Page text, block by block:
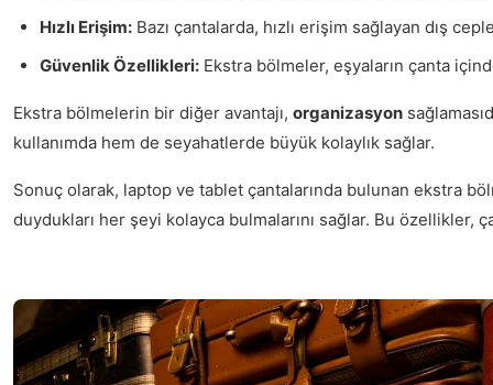
Hızlı Erişim: Bazı çantalarda, hızlı erişim sağlayan dış
Güvenlik Özellikleri: Ekstra bölmeler, eşyaların çanta
Ekstra bölmelerin bir diğer avantajı, organizasyon
kullanımda hem de seyahatlerde büyük kolaylık sağlar.
Sonuç olarak, laptop ve tablet çantalarında bulunan ekstra
duydukları her şeyi kolayca bulmalarını sağlar. Bu özellikler,